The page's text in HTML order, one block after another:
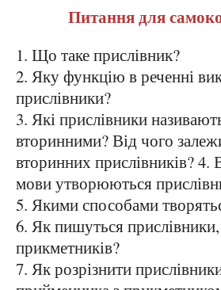
Питання для
1. Що таке прислівник?
2. Яку функцію в реченні
прислівники?
3. Які прислівники
вторинними? Від чого
вторинних прислівників? 4.
мови утворюються
5. Якими способами
6. Як пишуться прислівники,
прикметників?
7. Як розрізнити